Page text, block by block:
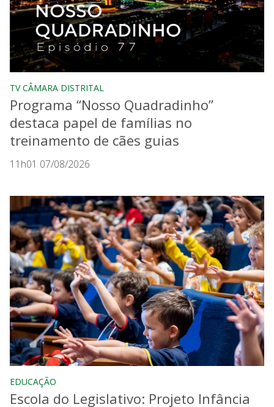
TV CÂMARA DISTRITAL
Programa “Nosso Quadradinho”
destaca papel de famílias no
treinamento de cães guias
11h01 07/08/2026
EDUCAÇÃO
Escola do Legislativo: Projeto Infância